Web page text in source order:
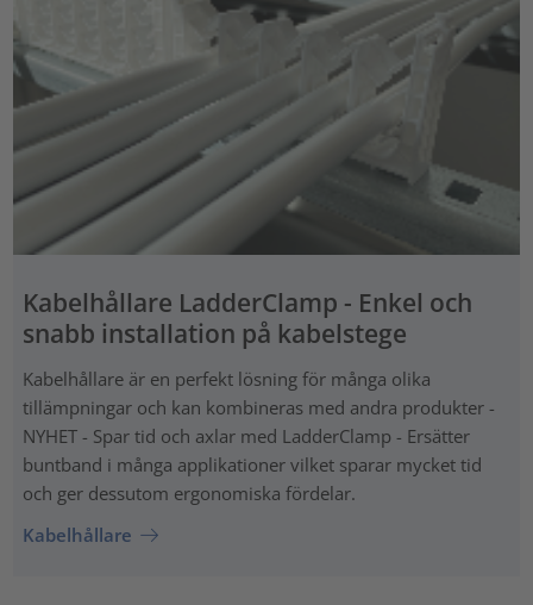
Kabelhållare LadderClamp - Enkel och
snabb installation på kabelstege
Kabelhållare är en perfekt lösning för många olika
tillämpningar och kan kombineras med andra produkter -
NYHET - Spar tid och axlar med LadderClamp - Ersätter
buntband i många applikationer vilket sparar mycket tid
och ger dessutom ergonomiska fördelar.
Kabelhållare